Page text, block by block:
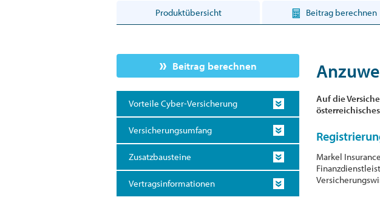
Produktübersicht Beitrag berechnen
Beitrag berechnen
Vorteile Cyber-Versicherung
Versicherungsumfang
Zusatzbausteine
Vertragsinformationen
Auf die
Markel